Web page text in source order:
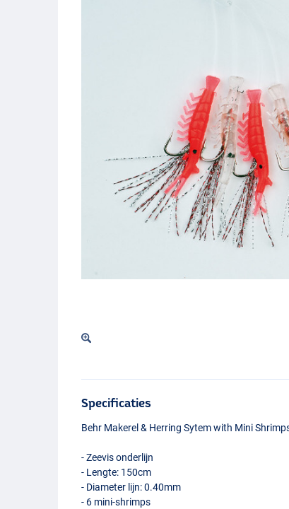
Specificaties
Behr Makerel & Herring Sytem with Mini
- Zeevis onderlijn
- Lengte: 150cm
- Diameter lijn: 0.40mm
- 6 mini-shrimps